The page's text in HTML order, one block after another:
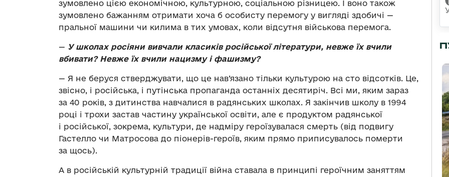
зумовлено цією економічною, культурною, соціальною різницею. І воно також
зумовлено бажанням отримати хоча б особисту перемогу у вигляді здобичі —
пральної машини чи килима в тих умовах, коли відсутня військова перемога.
— Ушколах росіяни вивчали класиків російської літератури, невже їх вчили
вбивати? Невже їх вчили нацизму і фашизму?
— Я не беруся стверджувати, що це нав’язано тільки культурою на сто відсотків. Це,
звісно, і російська, і путінська пропаганда останніх десятиріч. Всі ми, яким зараз
за 40 років, з дитинства навчалися в радянських школах. Я закінчив школу в 1994
році і трохи застав частину української освіти, але є продуктом радянської
і російської, зокрема, культури, де надміру героїзувалася смерть (від подвигу
Гастелло чи Матросова до піонерів-героїв, яким прямо приписувалось померти
за щось).
А в російській культурній традиції війна ставала в принципі героїчним заняттям